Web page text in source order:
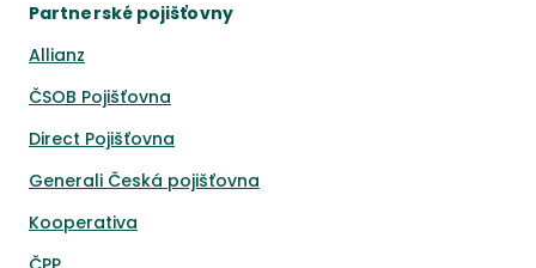
Partnerské pojišťovny
Allianz
ČSOB Pojišťovna
Direct Pojišťovna
Generali Česká pojišťovna
Kooperativa